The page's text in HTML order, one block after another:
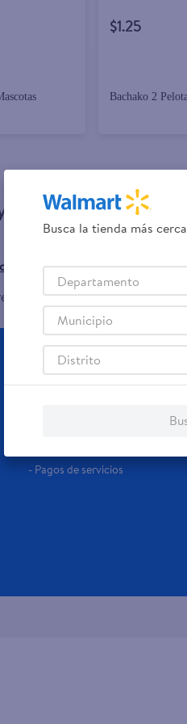
$1.25
Bachako 2
promociones!
y losTérminos y Condiciones,
Celulares,Línea blanca,Laptops,
Samsung,Celulares iPhone
Servicios
- Pagos de servicios
Busca la tienda más
Departamento
Municipio
Distrito